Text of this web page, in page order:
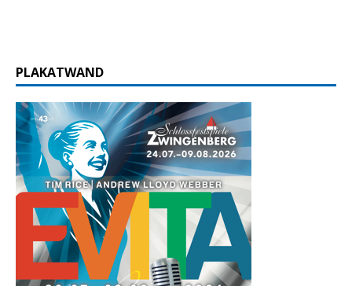
PLAKATWAND